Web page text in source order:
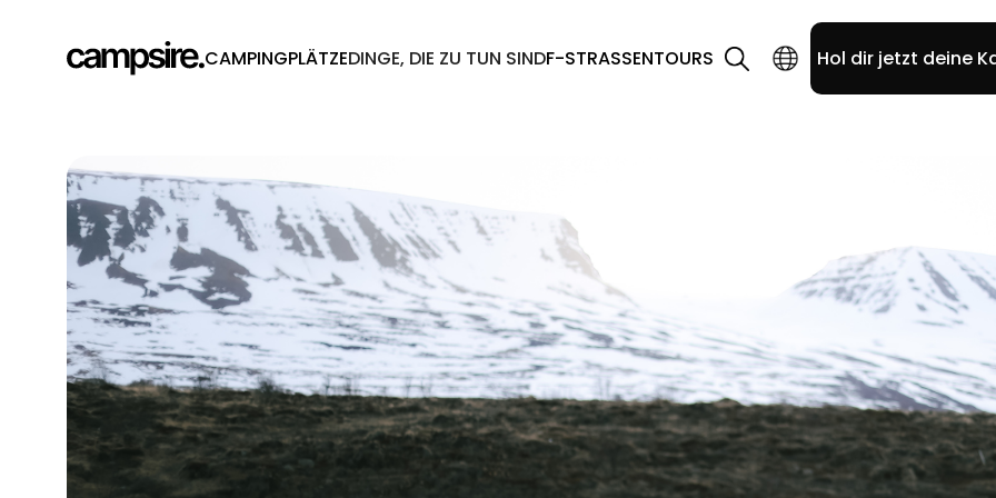
CAMPINGPLÄTZEDINGE, DIE ZU TUN SINDF-STRASSEN TOURS Hol dir jetzt deine